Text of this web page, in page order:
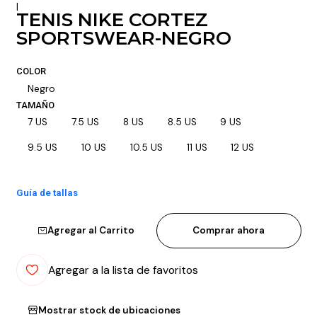
|
TENIS NIKE CORTEZ
SPORTSWEAR-NEGRO
COLOR
Negro
TAMAÑO
7 US 7.5 US 8 US 8.5 US 9 US
9.5 US 10 US 10.5 US 11 US 12 US
Guía de tallas
Agregar al Carrito Comprar ahora
Agregar a la lista de favoritos
Mostrar stock de ubicaciones